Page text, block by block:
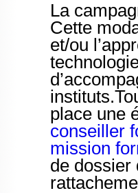
La
Cette
et/ou
place une
conseiller
mission
de dossier